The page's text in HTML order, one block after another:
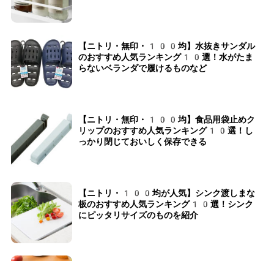
【ニトリ・無印・100均】水抜きサンダル
のおすすめ人気ランキング10選！水がたま
らないベランダで履けるものなど
【ニトリ・無印・100均】食品用袋止めク
リップのおすすめ人気ランキング10選！し
っかり閉じておいしく保存できる
【ニトリ・100均が人気】シンク渡しまな
板のおすすめ人気ランキング10選！シンク
にピッタリサイズのものを紹介